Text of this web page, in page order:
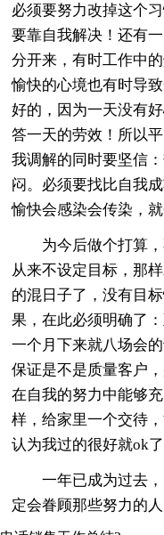
必须要努力改掉这个
要靠自我解决！还有
分开来，有时工作中
愉快的心境也有时导
好的，因为一天没有
答一天的劳效！所以
我调解的同时要坚信
闷。必须要找比自我
愉快会感染会传染，
为今后做个打算
从来不设定目标，那
的混日子了，没有目
果，在此必须明确了
一个月下来就八场会
保证是不是质量客户
在自我的努力中能够
样，给家里一个交待
认为我过的很好就ok了
一年已成为过去
定会眷顾那些努力的